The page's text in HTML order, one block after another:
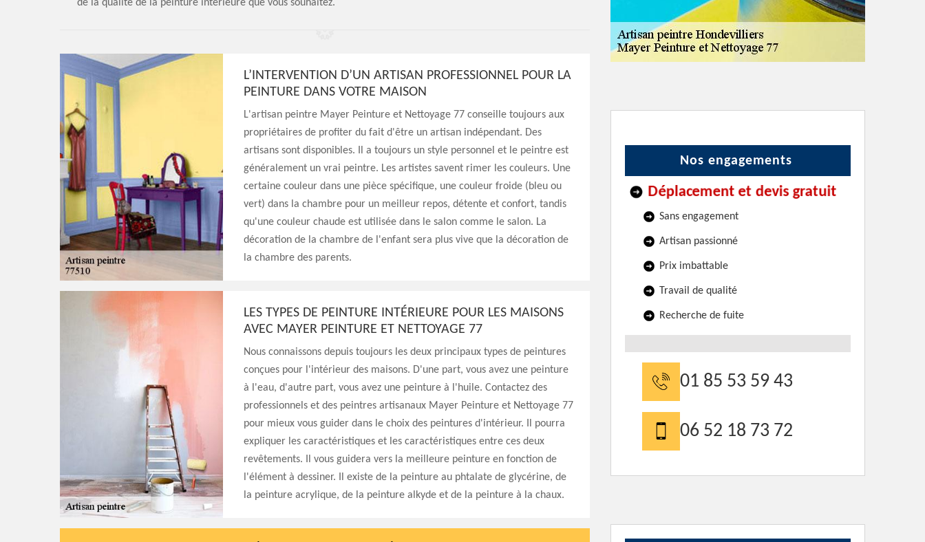
de la qualité de la peinture intérieure que vous souhaitez.
L’INTERVENTION D’UN ARTISAN PROFESSIONNEL POUR LA
PEINTURE DANS VOTRE MAISON
L'artisan peintre Mayer Peinture et Nettoyage 77 conseille toujours aux
propriétaires de profiter du fait d'être un artisan indépendant. Des
artisans sont disponibles. Il a toujours un style personnel et le peintre est
généralement un vrai peintre. Les artistes savent rimer les couleurs. Une
certaine couleur dans une pièce spécifique, une couleur froide (bleu ou
vert) dans la chambre pour un meilleur repos, détente et confort, tandis
qu'une couleur chaude est utilisée dans le salon comme le salon. La
décoration de la chambre de l'enfant sera plus vive que la décoration de
la chambre des parents.
LES TYPES DE PEINTURE INTÉRIEURE POUR LES MAISONS
AVEC MAYER PEINTURE ET NETTOYAGE 77
Nous connaissons depuis toujours les deux principaux types de peintures
conçues pour l'intérieur des maisons. D'une part, vous avez une peinture
à l'eau, d'autre part, vous avez une peinture à l'huile. Contactez des
professionnels et des peintres artisanaux Mayer Peinture et Nettoyage 77
pour mieux vous guider dans le choix des peintures d'intérieur. Il pourra
expliquer les caractéristiques et les caractéristiques entre ces deux
revêtements. Il vous guidera vers la meilleure peinture en fonction de
l'élément à dessiner. Il existe de la peinture au phtalate de glycérine, de
la peinture acrylique, de la peinture alkyde et de la peinture à la chaux.
Nos engagements
Déplacement et devis gratuit
Sans engagement
Artisan passionné
Prix imbattable
Travail de qualité
Recherche de fuite
01 85 53 59 43
06 52 18 73 72